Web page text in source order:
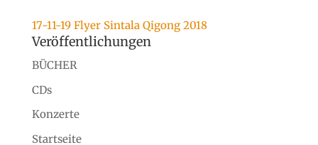
17-11-19 Flyer Sintala Qigong 2018
Veröffentlichungen
BÜCHER
CDs
Konzerte
Startseite